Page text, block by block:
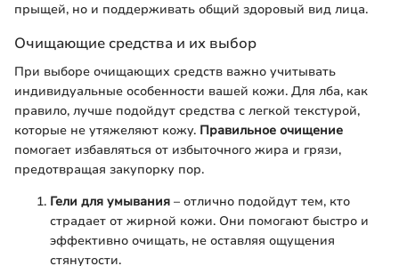
прыщей, но и поддерживать общий здоровый вид лица.
Очищающие средства и их выбор
При выборе очищающих средств важно учитывать
индивидуальные особенности вашей кожи. Для лба, как
правило, лучше подойдут средства с легкой текстурой,
которые не утяжеляют кожу. Правильное очищение
помогает избавляться от избыточного жира и грязи,
предотвращая закупорку пор.
Гели для умывания – отлично подойдут тем, кто
страдает от жирной кожи. Они помогают быстро и
эффективно очищать, не оставляя ощущения
стянутости.